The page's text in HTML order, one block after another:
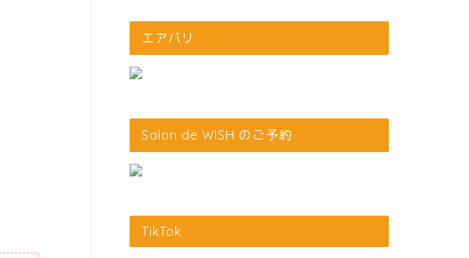
エアバリ
Salon de WISH のご予約
TikTok